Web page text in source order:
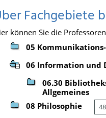
Fachgebiete
können Sie die
05
06 Information und
06.30
Allgemeines
08 Philosophie